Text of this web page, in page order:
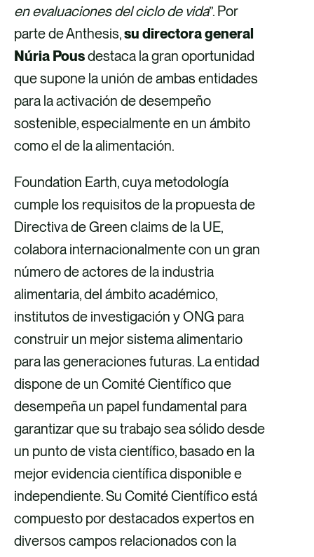
en evaluaciones del ciclo de vida”. Por
parte de Anthesis,su directora general
Núria Pousdestaca la gran oportunidad
que supone la unión de ambas entidades
para la activación de desempeño
sostenible, especialmente en un ámbito
como el de la alimentación.
Foundation Earth, cuya metodología
cumple los requisitos de la propuesta de
Directiva de Green claims de la UE,
colabora internacionalmente con un gran
número de actores de la industria
alimentaria, del ámbito académico,
institutos de investigación y ONG para
construir un mejor sistema alimentario
para las generaciones futuras. La entidad
dispone de un Comité Científico que
desempeña un papel fundamental para
garantizar que su trabajo sea sólido desde
un punto de vista científico, basado en la
mejor evidencia científica disponible e
independiente. Su Comité Científico está
compuesto por destacados expertos en
diversos campos relacionados con la